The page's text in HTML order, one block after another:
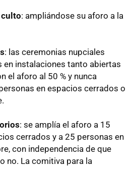
: ampliándose su aforo a la
: las ceremonias nupciales
en instalaciones tanto abiertas
el aforo al 50 % y nunca
en espacios cerrados o
: se amplía el aforo a 15
cerrados y a 25 personas en
con independencia de que
no. La comitiva para la